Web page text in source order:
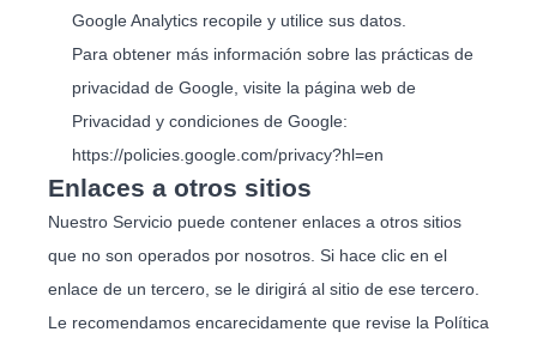
Google Analytics recopile y utilice sus datos.
Para obtener más información sobre las prácticas de
privacidad de Google, visite la página web de
Privacidad y condiciones de Google:
https://policies.google.com/privacy?hl=en
Enlaces a otros sitios
Nuestro Servicio puede contener enlaces a otros sitios
que no son operados por nosotros. Si hace clic en el
enlace de un tercero, se le dirigirá al sitio de ese tercero.
Le recomendamos encarecidamente que revise la Política